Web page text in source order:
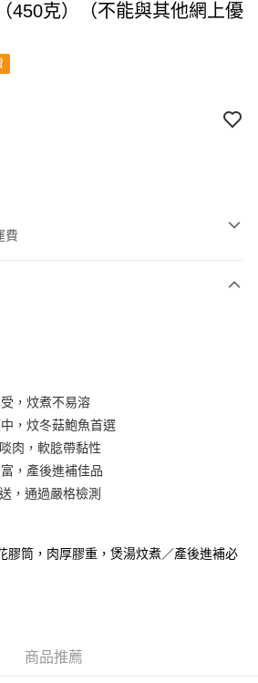
450克）（不能與其他網上優
費
中國銀行戶口：012-875-1-240680-7 匯
或其他配送方式。)
，炆煮不易溶
，炆冬菇鮑魚首選
肉，軟腍帶黏性
，產後進補佳品
，通過嚴格檢測
膠筒，肉厚膠重，煲湯炆煮／產後進補必
商品推薦